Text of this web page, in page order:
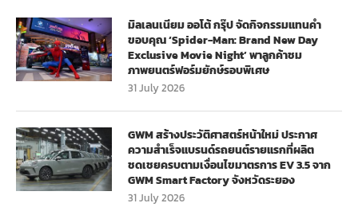
มิลเลนเนียม ออโต้ กรุ๊ป จัดกิจกรรมแทนคำ
ขอบคุณ ‘Spider-Man: Brand New Day
Exclusive Movie Night’ พาลูกค้าชม
ภาพยนตร์ฟอร์มยักษ์รอบพิเศษ
31 July 2026
GWM สร้างประวัติศาสตร์หน้าใหม่ ประกาศ
ความสำเร็จแบรนด์รถยนต์รายแรกที่ผลิต
ชดเชยครบตามเงื่อนไขมาตรการ EV 3.5 จาก
GWM Smart Factory จังหวัดระยอง
31 July 2026